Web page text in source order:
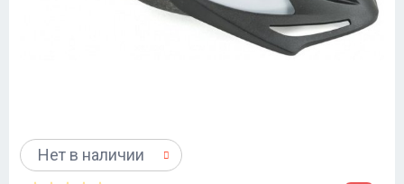
Нет в наличии